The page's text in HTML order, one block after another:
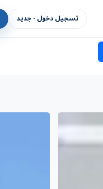
تسجيل دخول - جديد